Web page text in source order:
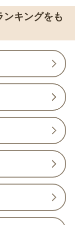
ンキングをも